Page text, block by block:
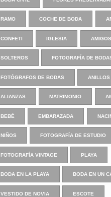
RAMO COCHE DE BODA
CONFETI IGLESIA AMIGOS
SOLTEROS FOTOGRAFÍA DE
FOTÓGRAFOS DE BODAS ANILLOS
ALIANZAS MATRIMONIO
BEBÉ EMBARAZADA
NIÑOS FOTOGRAFÍA DE ESTUDIO
FOTOGRAFÍA VINTAGE PLAYA
BODA EN LA PLAYA BODA EN UN
VESTIDO DE NOVIA ESCOTE